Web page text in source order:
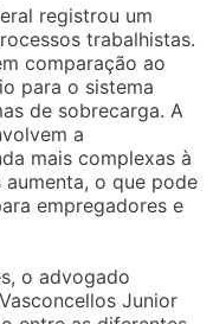
registrou um
trabalhistas.
comparação ao
para o sistema
de sobrecarga. A
a
mais complexas à
o que pode
empregadores e
o advogado
Junior